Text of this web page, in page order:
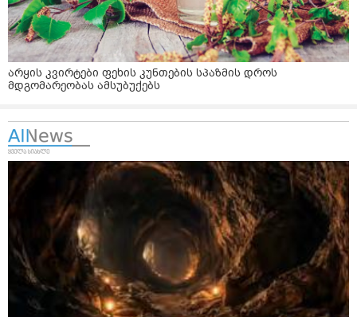
არყის კვირტები ფეხის კუნთების სპაზმის დროს
მდგომარეობას ამსუბუქებს